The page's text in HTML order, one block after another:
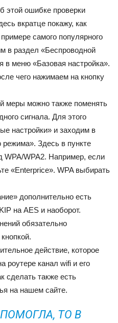
этой ошибке проверки
вкратце покажу, как
самого популярного
в раздел «Беспроводной
в меню «Базовая настройка».
чего нажимаем на кнопку
меры можно также поменять
сигнала. Для этого
настройки» и заходим в
режима». Здесь в пункте
WPA/WPA2. Например, если
«Enterprice». WPA выбирать
дополнительно есть
на AES и наоборот.
обязательно
действие, которое
роутере канал wifi и его
сделать также есть
на нашем сайте.
ТО В